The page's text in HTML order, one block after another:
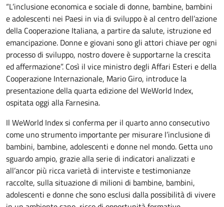
“L’inclusione economica e sociale di donne, bambine, bambini
e adolescenti nei Paesi in via di sviluppo è al centro dell’azione
della Cooperazione Italiana, a partire da salute, istruzione ed
emancipazione. Donne e giovani sono gli attori chiave per ogni
processo di sviluppo, nostro dovere è supportarne la crescita
ed affermazione”. Così il vice ministro degli Affari Esteri e della
Cooperazione Internazionale, Mario Giro, introduce la
presentazione della quarta edizione del WeWorld Index,
ospitata oggi alla Farnesina.
Il WeWorld Index si conferma per il quarto anno consecutivo
come uno strumento importante per misurare l’inclusione di
bambini, bambine, adolescenti e donne nel mondo. Getta uno
sguardo ampio, grazie alla serie di indicatori analizzati e
all’ancor più ricca varietà di interviste e testimonianze
raccolte, sulla situazione di milioni di bambine, bambini,
adolescenti e donne che sono esclusi dalla possibilità di vivere